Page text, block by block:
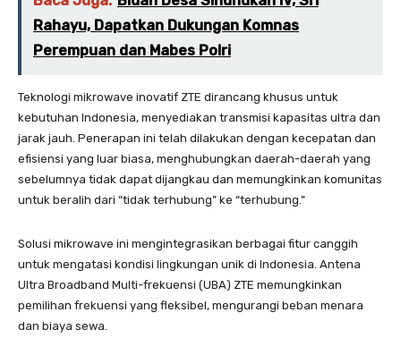
Rahayu, Dapatkan Dukungan Komnas
Perempuan dan Mabes Polri
Teknologi mikrowave inovatif ZTE dirancang khusus untuk
kebutuhan Indonesia, menyediakan transmisi kapasitas ultra dan
jarak jauh. Penerapan ini telah dilakukan dengan kecepatan dan
efisiensi yang luar biasa, menghubungkan daerah-daerah yang
sebelumnya tidak dapat dijangkau dan memungkinkan komunitas
untuk beralih dari “tidak terhubung” ke “terhubung.”
Solusi mikrowave ini mengintegrasikan berbagai fitur canggih
untuk mengatasi kondisi lingkungan unik di Indonesia. Antena
Ultra Broadband Multi-frekuensi (UBA) ZTE memungkinkan
pemilihan frekuensi yang fleksibel, mengurangi beban menara
dan biaya sewa.